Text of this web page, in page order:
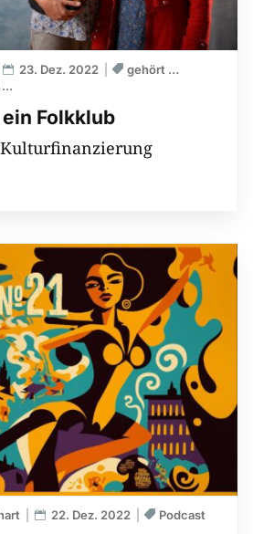
Folkklub
23. Dez. 2022
gehört …
22. Dez. 2022 Podcast